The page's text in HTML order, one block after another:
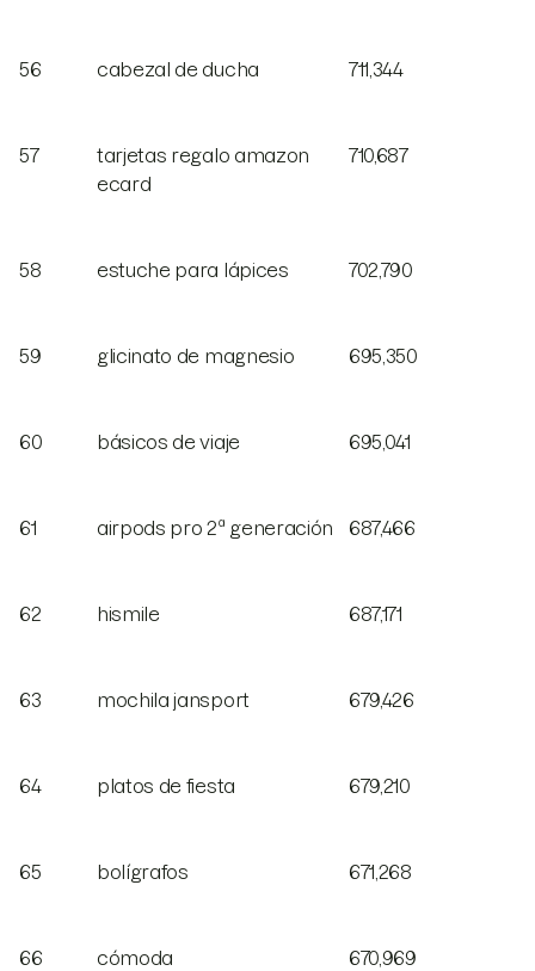
56 cabezal de ducha 711,344
57
tarjetas regalo amazon
ecard
710,687
58 estuche para lápices 702,790
59 glicinato de magnesio 695,350
60 básicos de viaje 695,041
61 airpods pro 2ª generación 687,466
62 hismile 687,171
63 mochila jansport 679,426
64 platos de fiesta 679,210
65 bolígrafos 671,268
66 cómoda 670,969